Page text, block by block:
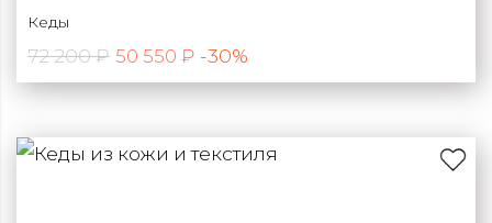
Кеды
72 200 ₽ 50 550 ₽ -30%